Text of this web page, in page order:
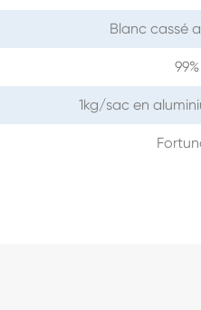
Blanc cassé
1kg/sac en